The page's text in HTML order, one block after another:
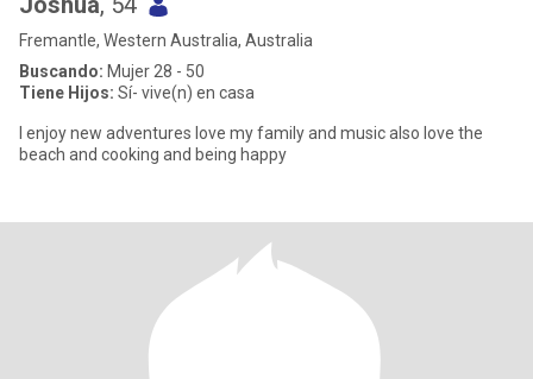
Fremantle, Western Australia, Australia
Buscando: Mujer 28 - 50
Tiene Hijos: Sí- vive(n) en casa
I enjoy new adventures love my family and music also love the
beach and cooking and being happy